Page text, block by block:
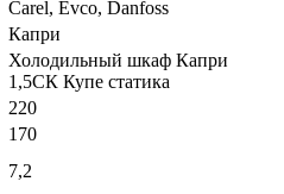
Carel, Evco, Danfoss
Капри
Холодильный шкаф Капри
1,5СК Купе статика
220
170
7,2